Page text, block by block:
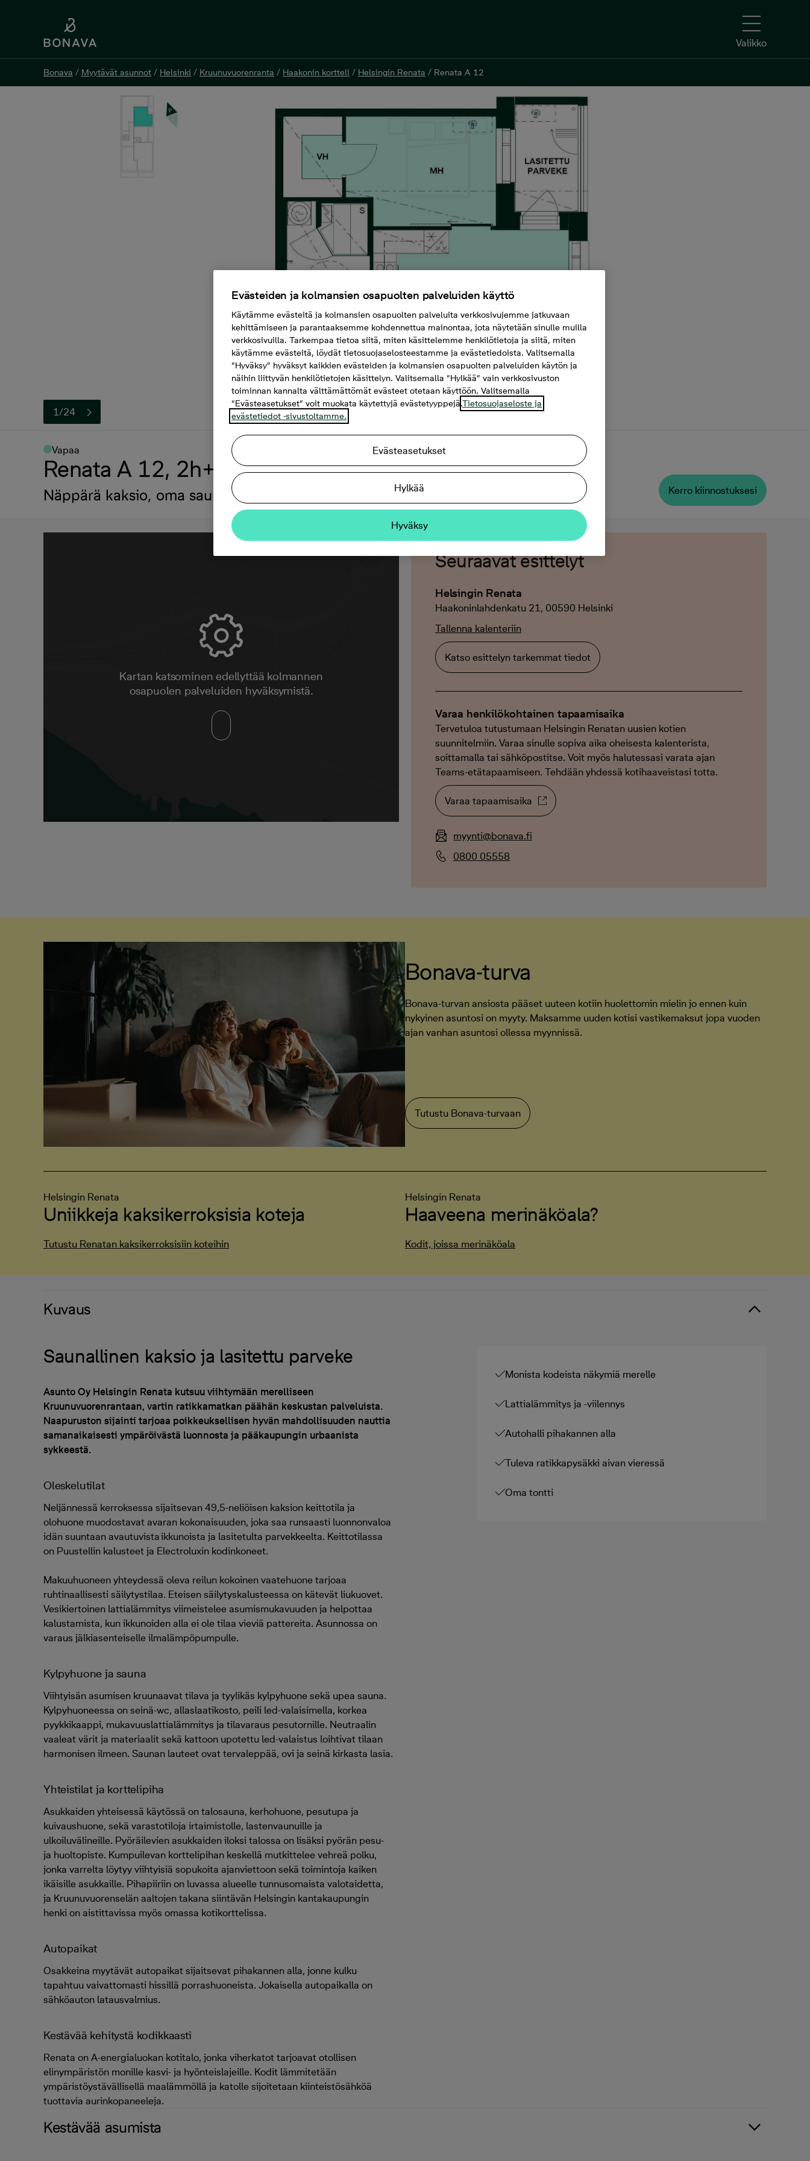
Valikko
Bonava / Myytävät asunnot / Helsinki / Kruunuvuorenranta / Haakonin kortteli / Helsingin Renata / Renata A 12
1/24
Vapaa
Renata A 12, 2h+kt+s, 49,5 m²
Näppärä kaksio, oma sauna, vaatehuone ja parveke Kerro kiinnostuksesi
Bonava / Myytävät asunnot / Helsinki / Kruunuvuorenranta / Haakonin kortteli / Helsingin Renata / Renata A 12
Renata A 12, 2h+kt+s, 49,5 m²
Haakoninlahdenkatu 21 A 12, 00590 Helsinki
Kartan katsominen edellyttää kolmannen
osapuolen palveluiden hyväksymistä.
Seuraavat esittelyt
Helsingin Renata
Haakoninlahdenkatu 21, 00590 Helsinki
Tallenna kalenteriin
Katso esittelyn tarkemmat tiedot
Varaa henkilökohtainen tapaamisaika
Tervetuloa tutustumaan Helsingin Renatan uusien kotien
suunnitelmiin. Varaa sinulle sopiva aika oheisesta kalenterista,
soittamalla tai sähköpostitse. Voit myös halutessasi varata ajan
Teams-etätapaamiseen. Tehdään yhdessä kotihaaveistasi totta.
Varaa tapaamisaika
myynti@bonava.fi
0800 05558
Bonava-turva
Bonava-turvan ansiosta pääset uuteen kotiin huolettomin mielin jo ennen kuin
nykyinen asuntosi on myyty. Maksamme uuden kotisi vastikemaksut jopa vuoden
ajan vanhan asuntosi ollessa myynnissä.
Tutustu Bonava-turvaan
Helsingin Renata
Uniikkeja kaksikerroksisia koteja
Tutustu Renatan kaksikerroksisiin koteihin
Helsingin Renata
Haaveena merinäköala?
Kodit, joissa merinäköala
Kuvaus
Saunallinen kaksio ja lasitettu parveke
Asunto Oy Helsingin Renata kutsuu viihtymään merelliseen
Kruunuvuorenrantaan, vartin ratikkamatkan päähän keskustan palveluista.
Naapuruston sijainti tarjoaa poikkeuksellisen hyvän mahdollisuuden nauttia
samanaikaisesti ympäröivästä luonnosta ja pääkaupungin urbaanista
sykkeestä.
Oleskelutilat
Neljännessä kerroksessa sijaitsevan 49,5-neliöisen kaksion keittotila ja
olohuone muodostavat avaran kokonaisuuden, joka saa runsaasti luonnonvaloa
idän suuntaan avautuvista ikkunoista ja lasitetulta parvekkeelta. Keittotilassa
on Puustellin kalusteet ja Electroluxin kodinkoneet.
Makuuhuoneen yhteydessä oleva reilun kokoinen vaatehuone tarjoaa
ruhtinaallisesti säilytystilaa. Eteisen säilytyskalusteessa on kätevät liukuovet.
Vesikiertoinen lattialämmitys viimeistelee asumismukavuuden ja helpottaa
kalustamista, kun ikkunoiden alla ei ole tilaa vieviä pattereita. Asunnossa on
varaus jälkiasenteiselle ilmalämpöpumpulle.
Kylpyhuone ja sauna
Viihtyisän asumisen kruunaavat tilava ja tyylikäs kylpyhuone sekä upea sauna.
Kylpyhuoneessa on seinä-wc, allaslaatikosto, peili led-valaisimella, korkea
pyykkikaappi, mukavuuslattialämmitys ja tilavaraus pesutornille. Neutraalin
vaaleat värit ja materiaalit sekä kattoon upotettu led-valaistus loihtivat tilaan
harmonisen ilmeen. Saunan lauteet ovat tervaleppää, ovi ja seinä kirkasta lasia.
Yhteistilat ja korttelipiha
Asukkaiden yhteisessä käytössä on talosauna, kerhohuone, pesutupa ja
kuivaushuone, sekä varastotiloja irtaimistolle, lastenvaunuille ja
ulkoiluvälineille. Pyöräilevien asukkaiden iloksi talossa on lisäksi pyörän pesu-
ja huoltopiste. Kumpuilevan korttelipihan keskellä mutkittelee vehreä polku,
jonka varrelta löytyy viihtyisiä sopukoita ajanviettoon sekä toimintoja kaiken
ikäisille asukkaille. Pihapiiriin on luvassa alueelle tunnusomaista valotaidetta,
ja Kruunuvuorenselän aaltojen takana siintävän Helsingin kantakaupungin
henki on aistittavissa myös omassa kotikorttelissa.
Autopaikat
Osakkeina myytävät autopaikat sijaitsevat pihakannen alla, jonne kulku
tapahtuu vaivattomasti hissillä porrashuoneista. Jokaisella autopaikalla on
sähköauton latausvalmius.
Kestävää kehitystä kodikkaasti
Renata on A-energialuokan kotitalo, jonka viherkatot tarjoavat otollisen
elinympäristön monille kasvi- ja hyönteislajeille. Kodit lämmitetään
ympäristöystävällisellä maalämmöllä ja katolle sijoitetaan kiinteistösähköä
tuottavia aurinkopaneeleja.
Monista kodeista näkymiä merelle
Lattialämmitys ja -viilennys
Autohalli pihakannen alla
Tuleva ratikkapysäkki aivan vieressä
Oma tontti
Kestävää asumista
Evästeiden ja kolmansien osapuolten palveluiden käyttö
Käytämme evästeitä ja kolmansien osapuolten palveluita verkkosivujemme jatkuvaan
kehittämiseen ja parantaaksemme kohdennettua mainontaa, jota näytetään sinulle muilla
verkkosivuilla. Tarkempaa tietoa siitä, miten käsittelemme henkilötietoja ja siitä, miten
käytämme evästeitä, löydät tietosuojaselosteestamme ja evästetiedoista. Valitsemalla
“Hyväksy” hyväksyt kaikkien evästeiden ja kolmansien osapuolten palveluiden käytön ja
näihin liittyvän henkilötietojen käsittelyn. Valitsemalla “Hylkää” vain verkkosivuston
toiminnan kannalta välttämättömät evästeet otetaan käyttöön. Valitsemalla
“Evästeasetukset” voit muokata käytettyjä evästetyyppejä.Tietosuojaseloste ja
evästetiedot -sivustoltamme.
Evästeasetukset
Hylkää
Hyväksy